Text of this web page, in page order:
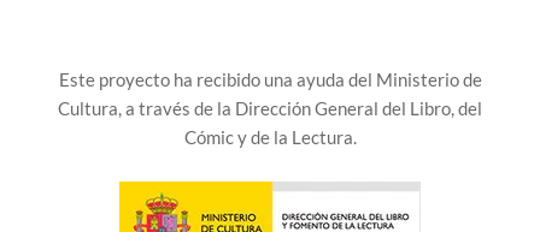
Este proyecto ha recibido una ayuda del Ministerio de
Cultura, a través de la Dirección General del Libro, del
Cómic y de la Lectura.